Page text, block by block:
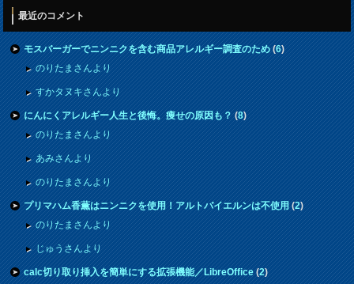
最近のコメント
モスバーガーでニンニクを含む商品アレルギー調査のため(6)
のりたまさんより
すかタヌキさんより
にんにくアレルギー人生と後悔。痩せの原因も？(8)
のりたまさんより
あみさんより
のりたまさんより
プリマハム香薫はニンニクを使用！アルトバイエルンは不使用(2)
のりたまさんより
じゅうさんより
calc切り取り挿入を簡単にする拡張機能／LibreOffice(2)